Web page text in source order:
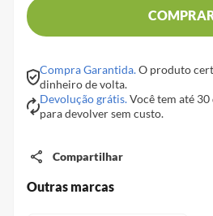
Compra Garantida.O produto
dinheiro de volta.
Devolução grátis.Você tem até
para devolver sem custo.
Compartilhar
Outras marcas